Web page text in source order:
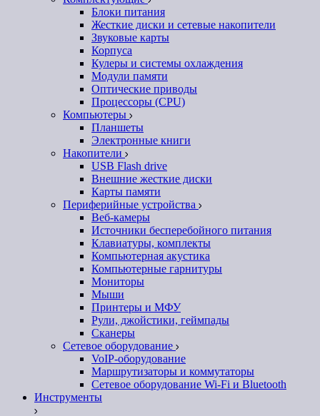
Блоки питания
Жесткие диски и сетевые накопители
Звуковые карты
Корпуса
Кулеры и системы охлаждения
Модули памяти
Оптические приводы
Процессоры (CPU)
Компьютеры
Планшеты
Электронные книги
Накопители
USB Flash drive
Внешние жесткие диски
Карты памяти
Периферийные устройства
Веб-камеры
Источники бесперебойного питания
Клавиатуры, комплекты
Компьютерная акустика
Компьютерные гарнитуры
Мониторы
Мыши
Принтеры и МФУ
Рули, джойстики, геймпады
Сканеры
Сетевое оборудование
VoIP-оборудование
Маршрутизаторы и коммутаторы
Сетевое оборудование Wi-Fi и Bluetooth
Инструменты